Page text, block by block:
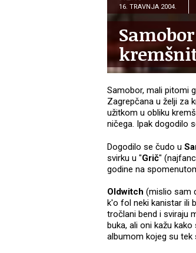
16. TRAVNJA 2004.
Samobor, mali pitomi
Zagrepčana u želji za
užitkom u obliku
ničega. Ipak dogodilo
Dogodilo se čudo u
svirku u "Grič"
godine na
Oldwitch (mislio sam
k'o fol neki kanistar ili
tročlani bend i sviraju
buka, ali oni kažu
albumom kojeg su tek